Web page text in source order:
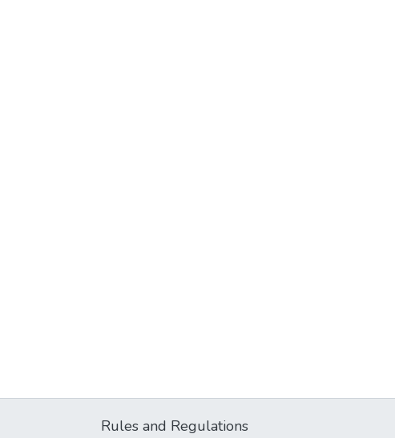
Rules and Regulations